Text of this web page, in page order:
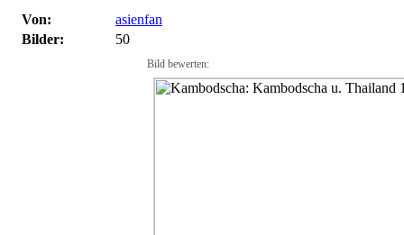
Von:
asienfan
Bilder:
50
Bild bewerten: